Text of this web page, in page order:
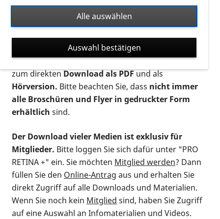
Ort. Nutzen Sie den Formatfilter, um ausschließlich
nach Flyern und Broschüren, Audios oder Videos zu
suchen. Die meisten Flyer und Broschüren werden in
verschiedenen Formaten angeboten: zur
postalischen Bestellung als gedruckte Variante
zum direktenDownload als PDFund als
Hörversion. Bitte beachten Sie, dass nicht immer
alle Broschüren und Flyer in gedruckter Form
erhältlich sind.
Der Download vieler Medien ist exklusiv für
Mitglieder. Bitte loggen Sie sich dafür unter "PRO
RETINA +" ein. Sie möchten Mitglied werden? Dann
füllen Sie den Online-Antrag aus und erhalten Sie
direkt Zugriff auf alle Downloads und Materialien.
Wenn Sie noch kein Mitglied sind, haben Sie Zugriff
auf eine Auswahl an Infomaterialien und Videos.
Alle auswählen
Auswahl bestätigen